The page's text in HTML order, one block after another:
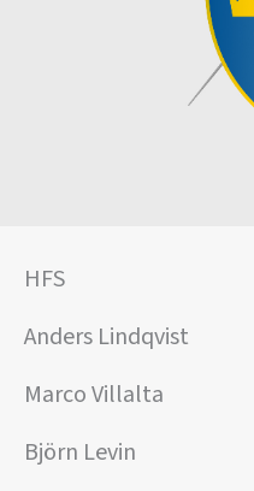
HFS
Anders Lindqvist
Marco Villalta
Björn Levin